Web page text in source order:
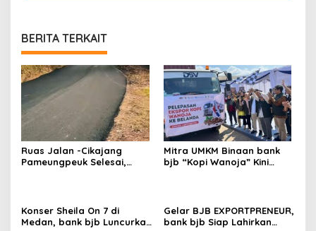
BERITA TERKAIT
Ruas Jalan -Cikajang
Pameungpeuk Selesai,
Mitra UMKM Binaan bank
bjb “Kopi Wanoja” Kini
Konser Sheila On 7 di
Medan, bank bjb Luncurkan
Gelar BJB EXPORTPRENEUR,
bank bjb Siap Lahirkan